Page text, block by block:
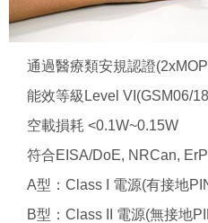
通過醫療類安規認證
能效等級Level VI(GSM06/
空載損耗 <0.1W~0.15W
符合EISA/DoE, NRCan,
A型：Class I 電源(有接地
B型：Class II 電源(無接地